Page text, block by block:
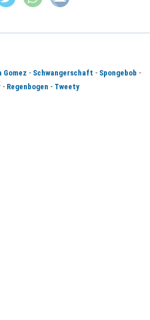
Gomez - Schwangerschaft - Spongebob -
- Regenbogen - Tweety